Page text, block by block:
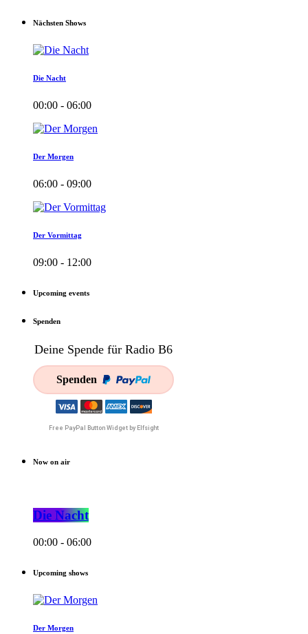
Nächsten Shows
Die Nacht
00:00 - 06:00
Der Morgen
06:00 - 09:00
Der Vormittag
09:00 - 12:00
Upcoming events
Spenden
Deine Spende für Radio B6
Spenden
Free PayPal Button Widget by Elfsight
Now on air
Die Nacht
00:00 - 06:00
Upcoming shows
Der Morgen